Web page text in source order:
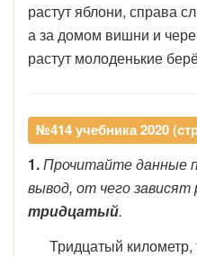
растут яблони, справа
а за домом вишни и
растут молоденькие
№414 учебника 2020
1.Прочитайте данные
вывод, от чего зависят
тридцатый.
Тридцатый километр,